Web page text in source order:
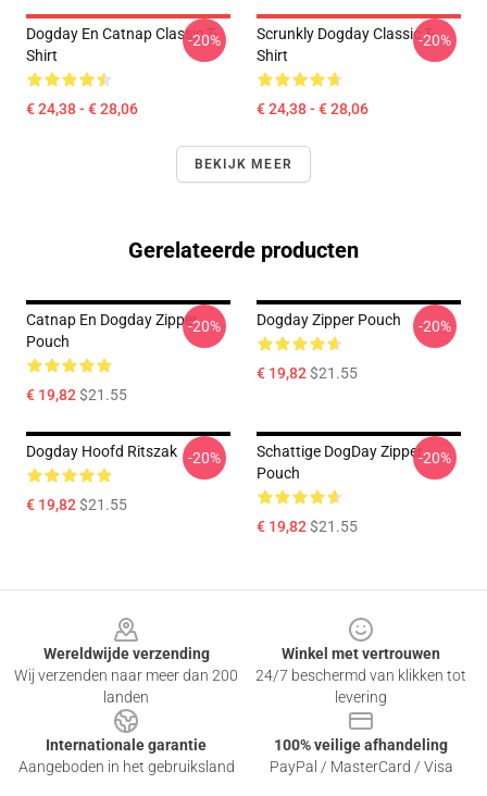
Dogday En Catnap Classic T-
Shirt
€ 24,38 - € 28,06
-20%
Scrunkly Dogday Classic T-
Shirt
€ 24,38 - € 28,06
-20%
BEKIJK MEER
Gerelateerde producten
Catnap En Dogday Zipper
Pouch
€ 19,82$21.55
-20% Dogday Zipper Pouch
€ 19,82$21.55
-20%
Dogday Hoofd Ritszak
€ 19,82$21.55
-20%
Schattige DogDay Zipper
Pouch
€ 19,82$21.55
-20%
Wereldwijde verzending
Wij verzenden naar meer dan 200
landen
Winkel met vertrouwen
24/7 beschermd van klikken tot
levering
Internationale garantie
Aangeboden in het gebruiksland
100% veilige afhandeling
PayPal / MasterCard / Visa